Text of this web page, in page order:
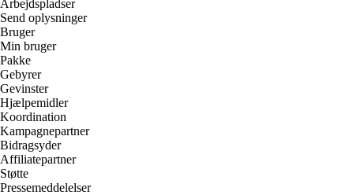
Arbejdspladser
Send oplysninger
Bruger
Min bruger
Pakke
Gebyrer
Gevinster
Hjælpemidler
Koordination
Kampagnepartner
Bidragsyder
Affiliatepartner
Støtte
Pressemeddelelser